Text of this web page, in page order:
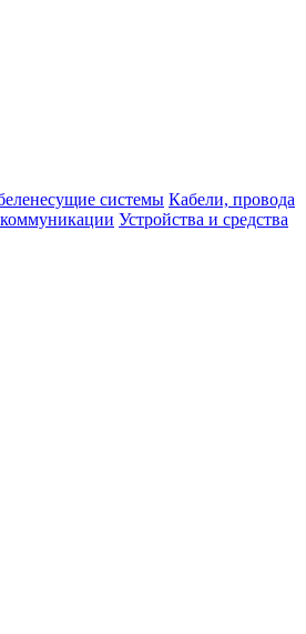
системы Кабели, провода
Устройства и средства